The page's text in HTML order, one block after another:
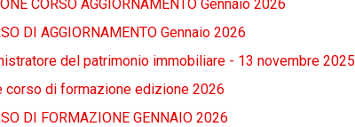
CORSO AGGIORNAMENTO Gennaio 2026
DI AGGIORNAMENTO Gennaio 2026
del patrimonio immobiliare - 13 novembre 2025
corso di formazione edizione 2026
DI FORMAZIONE GENNAIO 2026